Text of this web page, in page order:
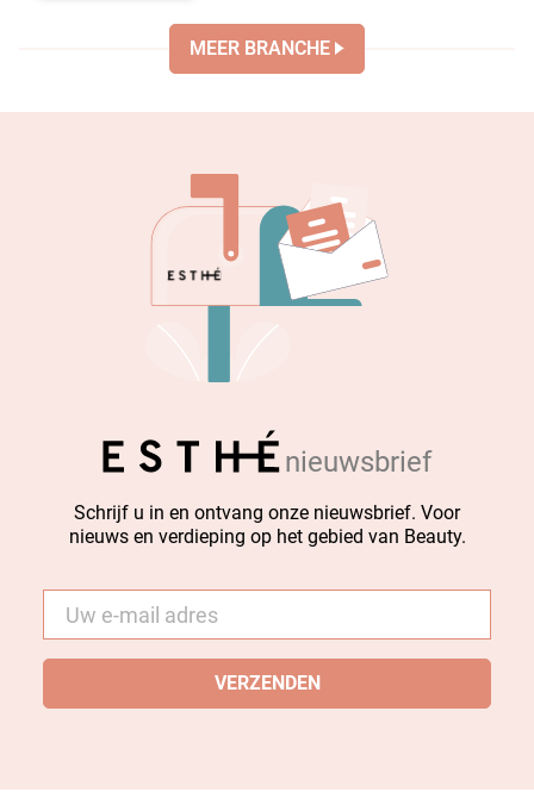
MEER BRANCHE
nieuwsbrief
Schrijf u in en ontvang onze nieuwsbrief. Voor
nieuws en verdieping op het gebied van Beauty.
mail *